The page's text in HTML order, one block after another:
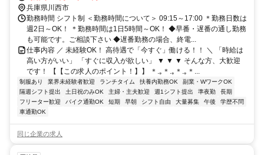
兵庫県川西市
勤務時間 シフト制 ＜勤務時間について＞ 09:15～17:00 ＊勤務日数は
週2日～OK！ ＊勤務時間は1日5時間～OK！ ◆早番・遅番の通し勤務
も可能です。ご相談下さい ◆遅番勤務の場合、終電...
仕事内容 ／ 未経験OK！ 高待遇で「今すぐ」働ける！！ ＼ 「時給は
高い方がいい」 「すぐに収入が欲しい」 ▼ ▼ ▼ そんな方、大歓迎
です！ 【【この求人のポイント！】】 ＊.｡＊.｡＊.｡＊...
制服あり 業界未経験者歓迎 ランチタイム 扶養内勤務OK
副業・WワークOK
隔週シフト提出
土日祝のみOK 主婦・主夫歓迎 週1シフト提出 準夜勤
長期
フリーター歓迎
バイク通勤OK 短期 早朝 シフト自由 大量募集 午後
学歴不問
車通勤OK
同じ企業の求人